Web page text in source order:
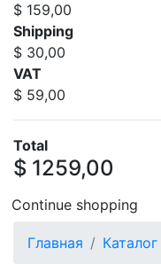
$ 159,00
Shipping
$ 30,00
VAT
$ 59,00
Total
$ 1259,00
Continue shopping
Главная Каталог